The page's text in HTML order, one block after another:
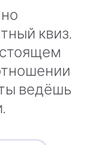
квиз.
ведёшь